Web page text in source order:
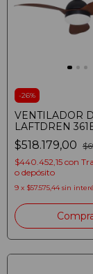
-26%
VENTILADOR
LAFTDREN
VELOCIDADES
MARRON
$518.179,00
$440.452,15 con
o depósito
9 x $57.575,44 sin